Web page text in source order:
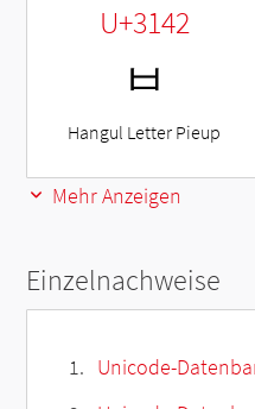
U+3142
ㅂ
Hangul Letter Pieup
Mehr Anzeigen
Einzelnachweise
Unicode-